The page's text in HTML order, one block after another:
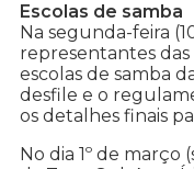
Escolas de samba
Na segunda-feira
representantes das
escolas de samba
desfile e o
os detalhes finais
No dia 1º de março